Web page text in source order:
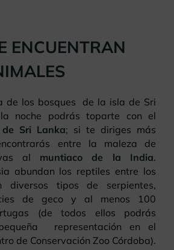
ENCUENTRAN
de los bosques de la isla de Sri
noche podrás toparte con el
de Sri Lanka; si te diriges más
entre la maleza de
al muntiaco de la India.
abundan los reptiles entre los
diversos tipos de serpientes,
de geco y al menos 100
(de todos ellos podrás
representación en el
de Conservación Zoo Córdoba).